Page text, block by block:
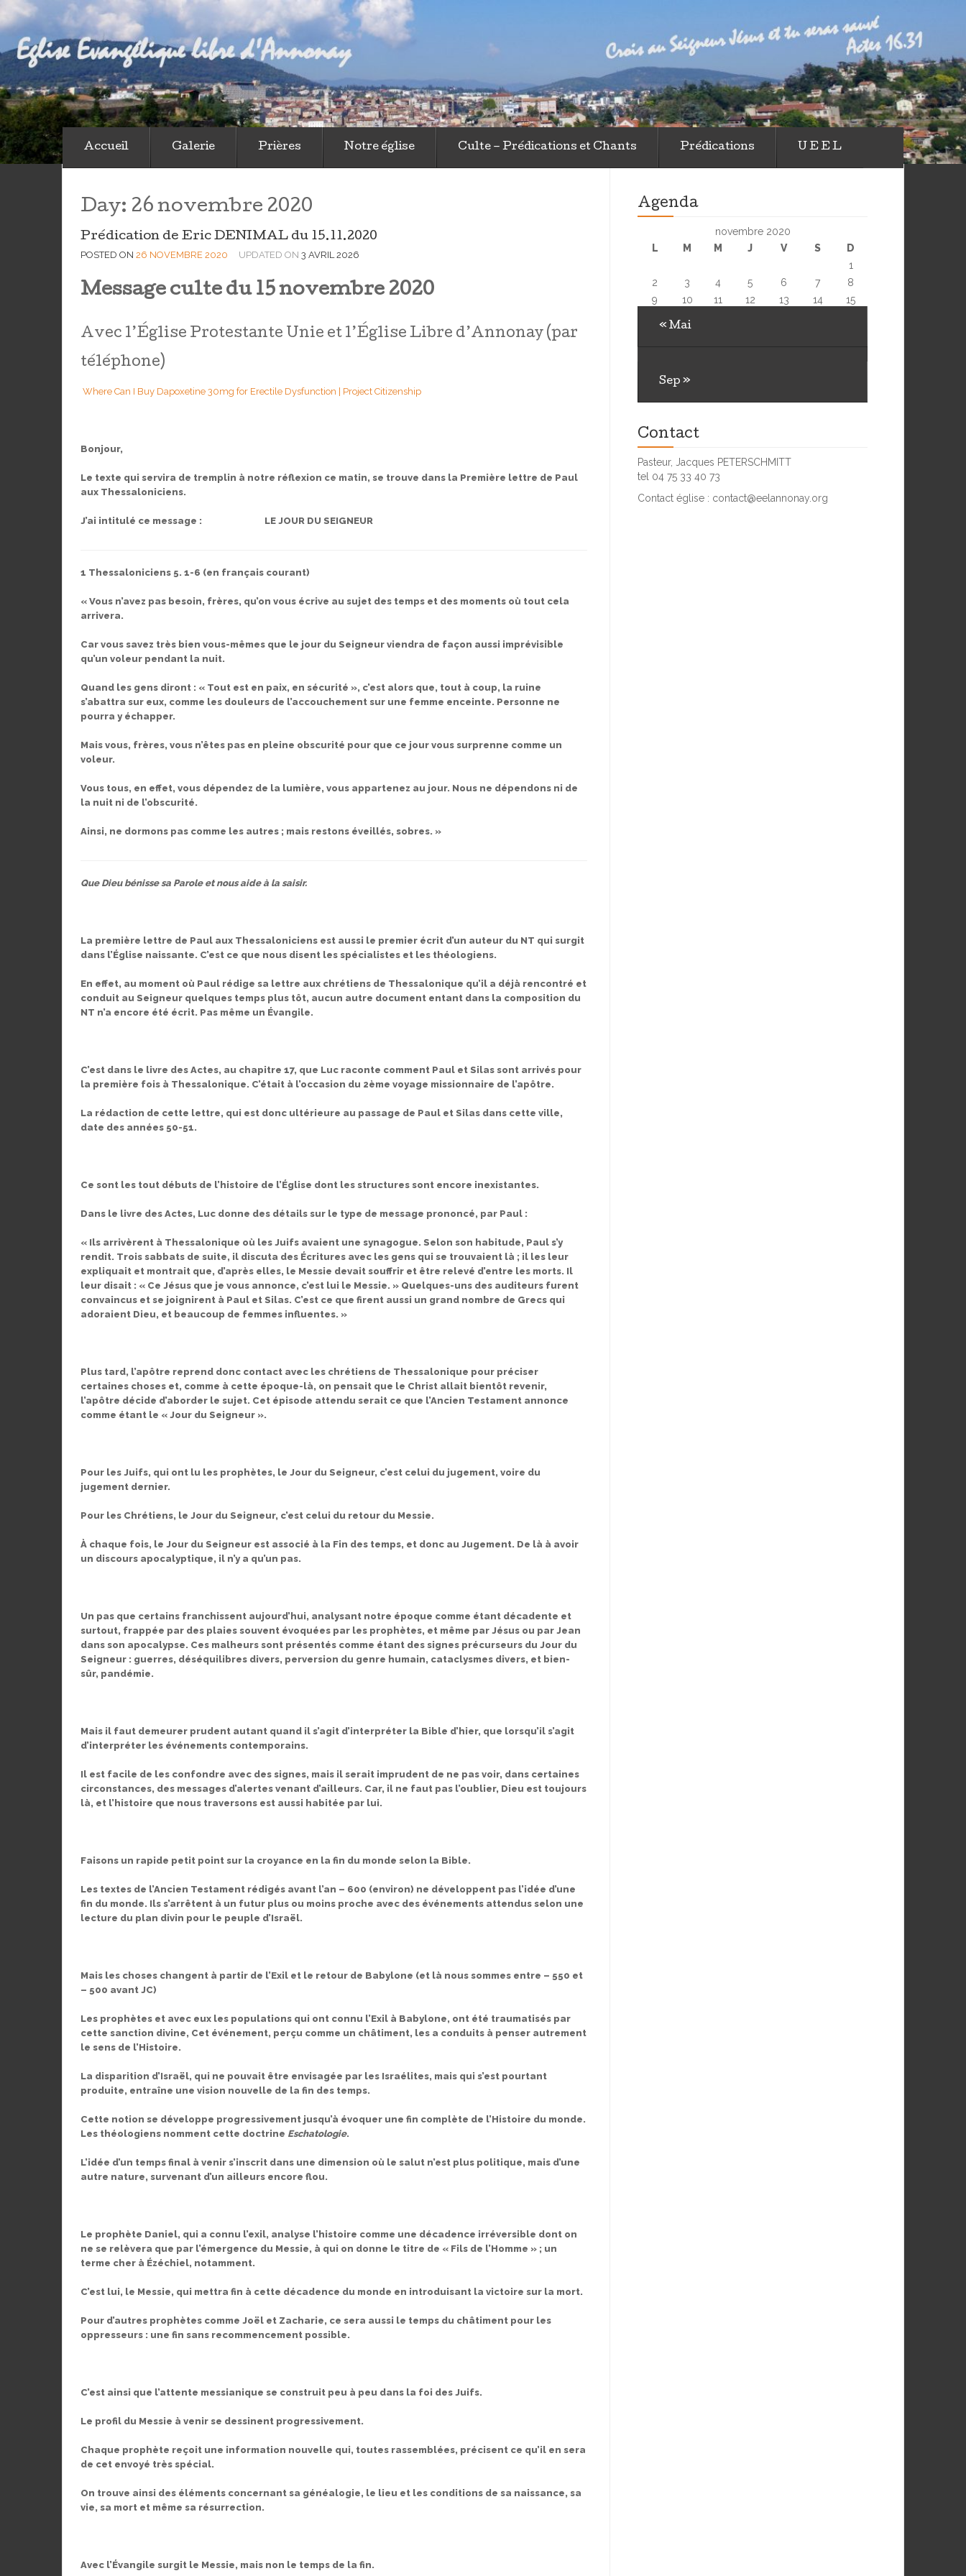
Eglise Evangélique Libre d'Annonay
Viens découvrir et tu verras
Accueil Galerie Prières Notre église Culte – Prédications et Chants Prédications U E E L
Day: 26 novembre 2020
Prédication de Eric DENIMAL du 15.11.2020
POSTED ON 26 NOVEMBRE 2020 UPDATED ON 3 AVRIL 2026
Message culte du 15 novembre 2020
Avec l’Église Protestante Unie et l’Église Libre d’Annonay (par
téléphone)
Where Can I Buy Dapoxetine 30mg for Erectile Dysfunction | Project Citizenship
Bonjour,
Le texte qui servira de tremplin à notre réflexion ce matin, se trouve dans la Première lettre de Paul
aux Thessaloniciens.
J’ai intitulé ce message : LE JOUR DU SEIGNEUR
1 Thessaloniciens 5. 1-6 (en français courant)
« Vous n’avez pas besoin, frères, qu’on vous écrive au sujet des temps et des moments où tout cela
arrivera.
Car vous savez très bien vous-mêmes que le jour du Seigneur viendra de façon aussi imprévisible
qu’un voleur pendant la nuit.
Quand les gens diront : « Tout est en paix, en sécurité », c’est alors que, tout à coup, la ruine
s’abattra sur eux, comme les douleurs de l’accouchement sur une femme enceinte. Personne ne
pourra y échapper.
Mais vous, frères, vous n’êtes pas en pleine obscurité pour que ce jour vous surprenne comme un
voleur.
Vous tous, en effet, vous dépendez de la lumière, vous appartenez au jour. Nous ne dépendons ni de
la nuit ni de l’obscurité.
Ainsi, ne dormons pas comme les autres ; mais restons éveillés, sobres. »
Que Dieu bénisse sa Parole et nous aide à la saisir.
La première lettre de Paul aux Thessaloniciens est aussi le premier écrit d’un auteur du NT qui surgit
dans l’Église naissante. C’est ce que nous disent les spécialistes et les théologiens.
En effet, au moment où Paul rédige sa lettre aux chrétiens de Thessalonique qu’il a déjà rencontré et
conduit au Seigneur quelques temps plus tôt, aucun autre document entant dans la composition du
NT n’a encore été écrit. Pas même un Évangile.
C’est dans le livre des Actes, au chapitre 17, que Luc raconte comment Paul et Silas sont arrivés pour
la première fois à Thessalonique. C’était à l’occasion du 2ème voyage missionnaire de l’apôtre.
La rédaction de cette lettre, qui est donc ultérieure au passage de Paul et Silas dans cette ville,
date des années 50-51.
Ce sont les tout débuts de l’histoire de l’Église dont les structures sont encore inexistantes.
Dans le livre des Actes, Luc donne des détails sur le type de message prononcé, par Paul :
« Ils arrivèrent à Thessalonique où les Juifs avaient une synagogue. Selon son habitude, Paul s’y
rendit. Trois sabbats de suite, il discuta des Écritures avec les gens qui se trouvaient là ; il les leur
expliquait et montrait que, d’après elles, le Messie devait souffrir et être relevé d’entre les morts. Il
leur disait : « Ce Jésus que je vous annonce, c’est lui le Messie. » Quelques-uns des auditeurs furent
convaincus et se joignirent à Paul et Silas. C’est ce que firent aussi un grand nombre de Grecs qui
adoraient Dieu, et beaucoup de femmes influentes. »
Plus tard, l’apôtre reprend donc contact avec les chrétiens de Thessalonique pour préciser
certaines choses et, comme à cette époque-là, on pensait que le Christ allait bientôt revenir,
l’apôtre décide d’aborder le sujet. Cet épisode attendu serait ce que l’Ancien Testament annonce
comme étant le « Jour du Seigneur ».
Pour les Juifs, qui ont lu les prophètes, le Jour du Seigneur, c’est celui du jugement, voire du
jugement dernier.
Pour les Chrétiens, le Jour du Seigneur, c’est celui du retour du Messie.
À chaque fois, le Jour du Seigneur est associé à la Fin des temps, et donc au Jugement. De là à avoir
un discours apocalyptique, il n’y a qu’un pas.
Un pas que certains franchissent aujourd’hui, analysant notre époque comme étant décadente et
surtout, frappée par des plaies souvent évoquées par les prophètes, et même par Jésus ou par Jean
dans son apocalypse. Ces malheurs sont présentés comme étant des signes précurseurs du Jour du
Seigneur : guerres, déséquilibres divers, perversion du genre humain, cataclysmes divers, et bien-
sûr, pandémie.
Mais il faut demeurer prudent autant quand il s’agit d’interpréter la Bible d’hier, que lorsqu’il s’agit
d’interpréter les événements contemporains.
Il est facile de les confondre avec des signes, mais il serait imprudent de ne pas voir, dans certaines
circonstances, des messages d’alertes venant d’ailleurs. Car, il ne faut pas l’oublier, Dieu est toujours
là, et l’histoire que nous traversons est aussi habitée par lui.
Faisons un rapide petit point sur la croyance en la fin du monde selon la Bible.
Les textes de l’Ancien Testament rédigés avant l’an – 600 (environ) ne développent pas l’idée d’une
fin du monde. Ils s’arrêtent à un futur plus ou moins proche avec des événements attendus selon une
lecture du plan divin pour le peuple d’Israël.
Mais les choses changent à partir de l’Exil et le retour de Babylone (et là nous sommes entre – 550 et
– 500 avant JC)
Les prophètes et avec eux les populations qui ont connu l’Exil à Babylone, ont été traumatisés par
cette sanction divine, Cet événement, perçu comme un châtiment, les a conduits à penser autrement
le sens de l’Histoire.
La disparition d’Israël, qui ne pouvait être envisagée par les Israélites, mais qui s’est pourtant
produite, entraîne une vision nouvelle de la fin des temps.
Cette notion se développe progressivement jusqu’à évoquer une fin complète de l’Histoire du monde.
Les théologiens nomment cette doctrine Eschatologie.
L’idée d’un temps final à venir s’inscrit dans une dimension où le salut n’est plus politique, mais d’une
autre nature, survenant d’un ailleurs encore flou.
Le prophète Daniel, qui a connu l’exil, analyse l’histoire comme une décadence irréversible dont on
ne se relèvera que par l’émergence du Messie, à qui on donne le titre de « Fils de l’Homme » ; un
terme cher à Ézéchiel, notamment.
C’est lui, le Messie, qui mettra fin à cette décadence du monde en introduisant la victoire sur la mort.
Pour d’autres prophètes comme Joël et Zacharie, ce sera aussi le temps du châtiment pour les
oppresseurs : une fin sans recommencement possible.
C’est ainsi que l’attente messianique se construit peu à peu dans la foi des Juifs.
Le profil du Messie à venir se dessinent progressivement.
Chaque prophète reçoit une information nouvelle qui, toutes rassemblées, précisent ce qu’il en sera
de cet envoyé très spécial.
On trouve ainsi des éléments concernant sa généalogie, le lieu et les conditions de sa naissance, sa
vie, sa mort et même sa résurrection.
Avec l’Évangile surgit le Messie, mais non le temps de la fin.
Agenda
novembre 2020
L
M M J V S
D
1
2
3 4 5 6 7
8
9
10 11 12 13 14
15
« Mai
Sep »
Contact
Pasteur, Jacques PETERSCHMITT
tel 04 75 33 40 73
Contact église : contact@eelannonay.org